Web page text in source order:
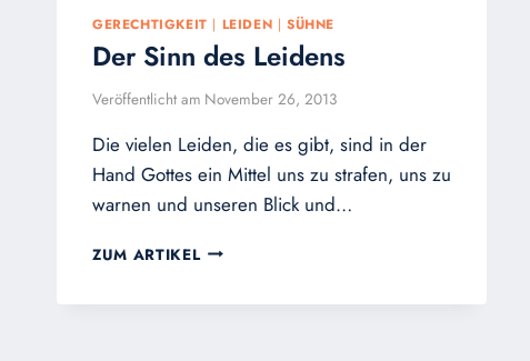
GERECHTIGKEIT | LEIDEN | SÜHNE
Der Sinn des Leidens
Veröffentlicht am November 26, 2013
Die vielen Leiden, die es gibt, sind in der
Hand Gottes ein Mittel uns zu strafen, uns zu
warnen und unseren Blick und…
ZUM ARTIKEL DER